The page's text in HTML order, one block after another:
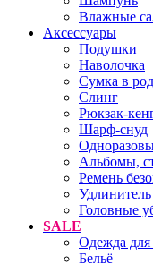
Влажные
Аксессуары
Подушки
Наволочка
Сумка в
Cлинг
Рюкзак-
Шарф-снуд
Альбомы,
Ремень
Головные
SALE
Одежда для
Бельё